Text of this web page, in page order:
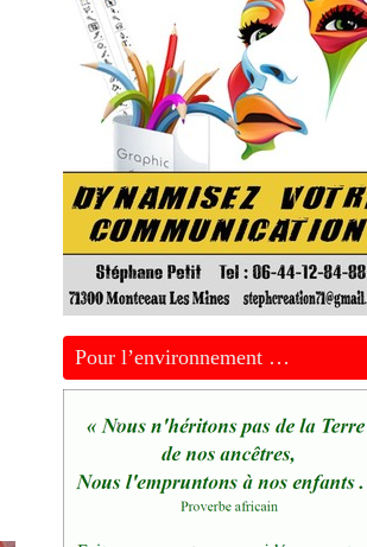
Pour l’environnement …